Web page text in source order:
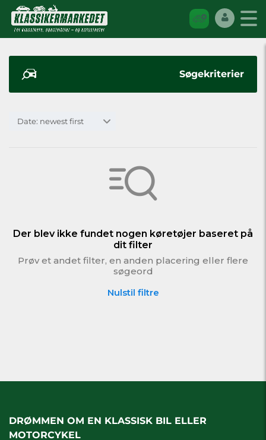
Søgekriterier
Date: newest first
Der blev ikke fundet nogen køretøjer baseret på
dit filter
Prøv et andet filter, en anden placering eller flere
søgeord
Nulstil filtre
DRØMMEN OM EN KLASSISK BIL ELLER
MOTORCYKEL